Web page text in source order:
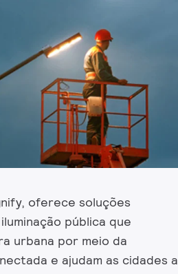
oferece soluções
pública que
urbana por meio da
e ajudam as cidades a